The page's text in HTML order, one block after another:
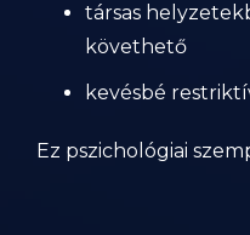
társas
követhető
kevésbé
Ez pszichológiai